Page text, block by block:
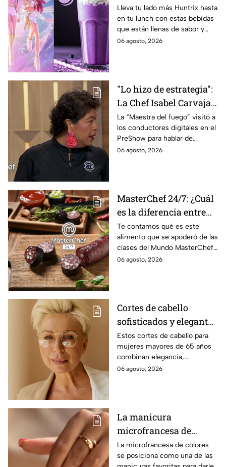
las guerreras Huntrix
para llevar a la escuela
este regreso a clases
2026; son saludables y
Lleva tu lado más Huntrix hasta
en tu lunch con estas bebidas
que están llenas de sabor y
frescura.
06 agosto, 2026
"Lo hizo de estrategia":
La Chef Isabel Carvajal
opina sobre la decisión
de Ramahá de subir a
Daniela al balcón de
MasterChef 24/7
La “Maestra del fuego” visitó a
los conductores digitales en el
PreShow para hablar de
algunos de los sucesos más
06 agosto, 2026
MasterChef 24/7: ¿Cuál
es la diferencia entre
morcilla y moronga?
Te contamos qué es este
alimento que se apoderó de las
clases del Mundo MasterChef
24/7.
06 agosto, 2026
Cortes de cabello
sofisticados y elegantes
para mujeres mayores
de 65 años
Estos cortes de cabello para
mujeres mayores de 65 años
combinan elegancia,
comodidad y estilo, con
06 agosto, 2026
La manicura
microfrancesa de
colores que es
tendencia
La microfrancesa de colores
se posiciona como una de las